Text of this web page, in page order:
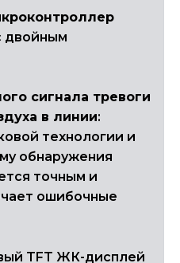
двойным
сигнала тревоги
в линии:
технологии и
обнаружения
точным и
ошибочные
TFT ЖК-дисплей